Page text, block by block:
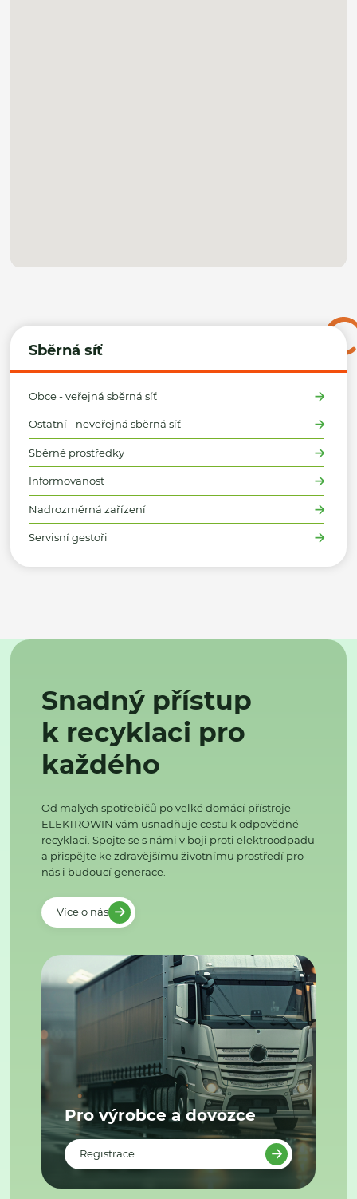
Sběrná síť
Obce - veřejná sběrná síť
Ostatní - neveřejná sběrná síť
Sběrné prostředky
Informovanost
Nadrozměrná zařízení
Servisní gestoři
Snadný přístup
k recyklaci pro
každého
Od malých spotřebičů po velké domácí přístroje –
ELEKTROWIN vám usnadňuje cestu k odpovědné
recyklaci. Spojte se s námi v boji proti elektroodpadu
a přispějte ke zdravějšímu životnímu prostředí pro
nás i budoucí generace.
Více o nás
Pro výrobce a dovozce
Registrace